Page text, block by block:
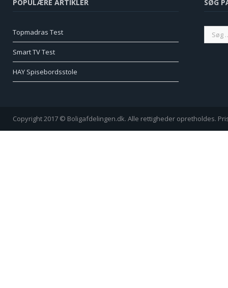
POPULÆRE ARTIKLER
Topmadras Test
Smart TV Test
HAY Spisebordsstole
SØG
Copyright 2017 © Boligafdelingen.dk. Alle rettigheder opretholdes.